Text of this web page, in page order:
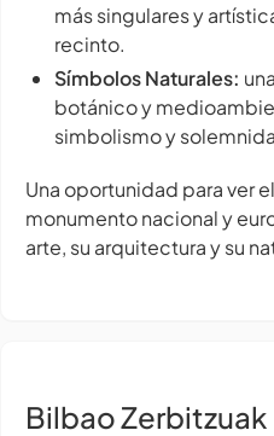
más singulares y
recinto.
Símbolos Naturales:
botánico y
simbolismo y
Una oportunidad para ver
monumento nacional y
arte, su arquitectura y su
Bilbao Zerbitzuak